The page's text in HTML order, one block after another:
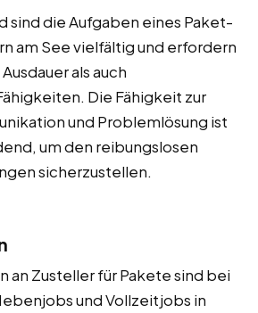
sind die Aufgaben eines Paket-
am See vielfältig und erfordern
als auch
Die Fähigkeit zur
und Problemlösung ist
um den reibungslosen
sicherzustellen.
an Zusteller für Pakete sind bei
und Vollzeitjobs in